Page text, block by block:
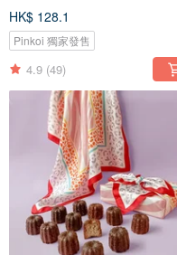
HK$ 128.1
Pinkoi 獨家發售
4.9 (49)